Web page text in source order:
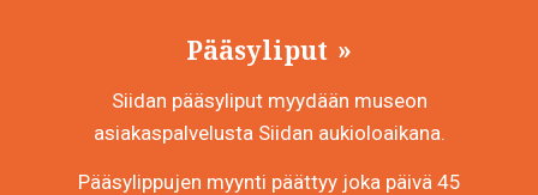
Pääsyliput
Siidan pääsyliput myydään museon
asiakaspalvelusta Siidan aukioloaikana.
Pääsylippujen myynti päättyy joka päivä 45